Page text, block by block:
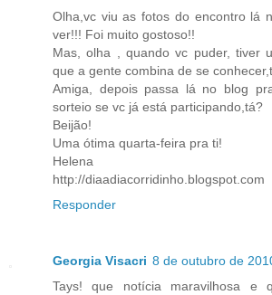
Olha,vc viu as fotos do encontro lá
ver!!! Foi muito gostoso!!
Mas, olha , quando vc puder, tiver
que a gente combina de se
Amiga, depois passa lá no blog
sorteio se vc já está participando,tá?
Beijão!
Uma ótima quarta-feira pra ti!
Helena
http://diaadiacorridinho.blogspot.com
Responder
Georgia Visacri 8 de outubro de
Tays! que notícia maravilhosa e